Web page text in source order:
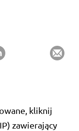
kliknij
zawierający